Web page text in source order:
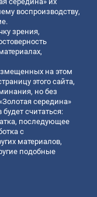
воспроизводству,
зрения,
на этом
этого сайта,
но без
середина»
считаться:
последующее
с
материалов,
подобные